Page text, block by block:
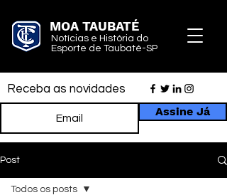
MOA TAUBATÉ
Notícias e História do
Esporte de Taubaté-SP
Receba as novidades
Assine Já
Post
Todos os posts